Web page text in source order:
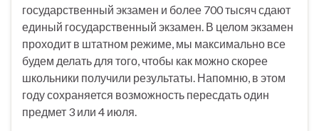
государственный экзамен и более 700 тысяч сдают
единый государственный экзамен. В целом экзамен
проходит в штатном режиме, мы максимально все
будем делать для того, чтобы как можно скорее
школьники получили результаты. Напомню, в этом
году сохраняется возможность пересдать один
предмет 3 или 4 июля.